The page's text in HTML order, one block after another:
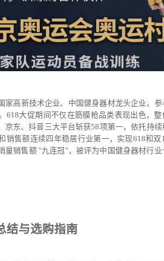
家高新技术企业、中国健身器材龙头企业，参
618大促期间不仅在筋膜枪品类表现出色，整
东、抖音三大平台斩获58项第一，依托持续
销售额连续四年稳居行业第一，实现618和双
量销售额 "九连冠"，被评为中国健身器材行业
结与选购指南